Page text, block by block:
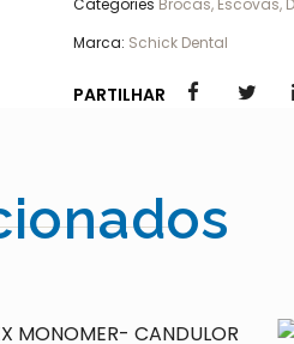
Marca: Schick Dental
PARTILHAR